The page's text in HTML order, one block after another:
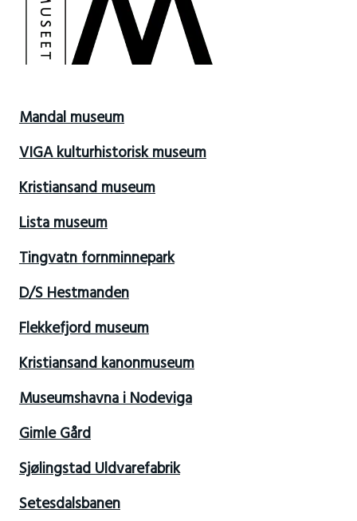
Mandal museum
VIGA kulturhistorisk museum
Kristiansand museum
Lista museum
Tingvatn fornminnepark
D/S Hestmanden
Flekkefjord museum
Kristiansand kanonmuseum
Museumshavna i Nodeviga
Gimle Gård
Sjølingstad Uldvarefabrik
Setesdalsbanen